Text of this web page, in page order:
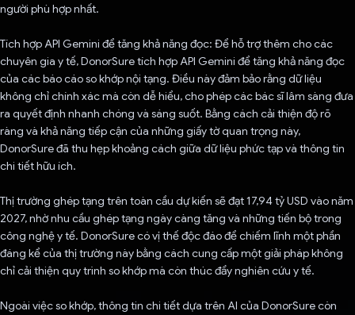
người phù hợp nhất.
Tích hợp API Gemini để tăng khả năng đọc: Để hỗ trợ thêm cho các
chuyên gia y tế, DonorSure tích hợp API Gemini để tăng khả năng đọc
của các báo cáo so khớp nội tạng. Điều này đảm bảo rằng dữ liệu
không chỉ chính xác mà còn dễ hiểu, cho phép các bác sĩ lâm sàng đưa
ra quyết định nhanh chóng và sáng suốt. Bằng cách cải thiện độ rõ
ràng và khả năng tiếp cận của những giấy tờ quan trọng này,
DonorSure đã thu hẹp khoảng cách giữa dữ liệu phức tạp và thông tin
chi tiết hữu ích.
Thị trường ghép tạng trên toàn cầu dự kiến sẽ đạt 17,94 tỷ USD vào năm
2027, nhờ nhu cầu ghép tạng ngày càng tăng và những tiến bộ trong
công nghệ y tế. DonorSure có vị thế độc đáo để chiếm lĩnh một phần
đáng kể của thị trường này bằng cách cung cấp một giải pháp không
chỉ cải thiện quy trình so khớp mà còn thúc đẩy nghiên cứu y tế.
Ngoài việc so khớp, thông tin chi tiết dựa trên AI của DonorSure còn